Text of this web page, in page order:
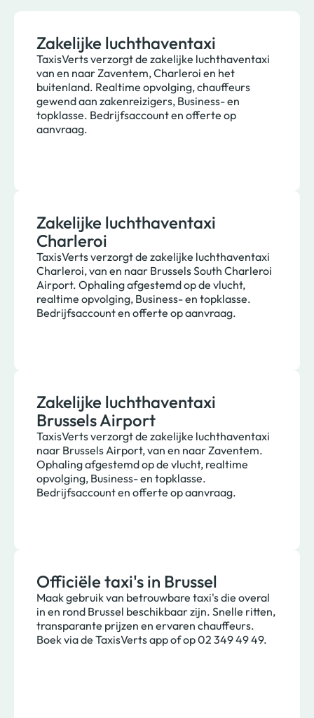
Zakelijke luchthaventaxi
TaxisVerts verzorgt de zakelijke luchthaventaxi
van en naar Zaventem, Charleroi en het
buitenland. Realtime opvolging, chauffeurs
gewend aan zakenreizigers, Business- en
topklasse. Bedrijfsaccount en offerte op
aanvraag.
Zakelijke luchthaventaxi
Charleroi
TaxisVerts verzorgt de zakelijke luchthaventaxi
Charleroi, van en naar Brussels South Charleroi
Airport. Ophaling afgestemd op de vlucht,
realtime opvolging, Business- en topklasse.
Bedrijfsaccount en offerte op aanvraag.
Zakelijke luchthaventaxi
Brussels Airport
TaxisVerts verzorgt de zakelijke luchthaventaxi
naar Brussels Airport, van en naar Zaventem.
Ophaling afgestemd op de vlucht, realtime
opvolging, Business- en topklasse.
Bedrijfsaccount en offerte op aanvraag.
Officiële taxi's in Brussel
Maak gebruik van betrouwbare taxi's die overal
in en rond Brussel beschikbaar zijn. Snelle ritten,
transparante prijzen en ervaren chauffeurs.
Boek via de TaxisVerts app of op 02 349 49 49.